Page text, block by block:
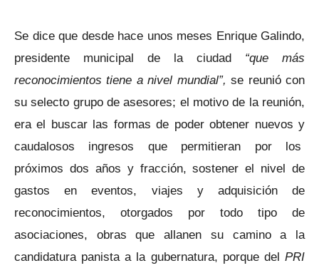
Se dice que desde hace unos meses Enrique Galindo,
presidente municipal de la ciudad “que más
reconocimientos tiene a nivel mundial”, se reunió con
su selecto grupo de asesores; el motivo de la reunión,
era el buscar las formas de poder obtener nuevos y
caudalosos ingresos que permitieran por los
próximos dos años y fracción, sostener el nivel de
gastos en eventos, viajes y adquisición de
reconocimientos, otorgados por todo tipo de
asociaciones, obras que allanen su camino a la
candidatura panista a la gubernatura, porque del PRI